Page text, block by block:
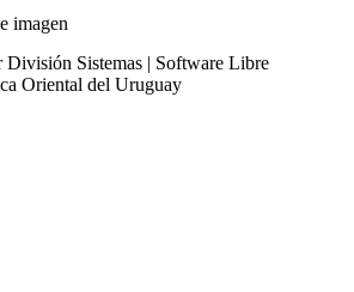
División Sistemas | Software Libre
Oriental del Uruguay